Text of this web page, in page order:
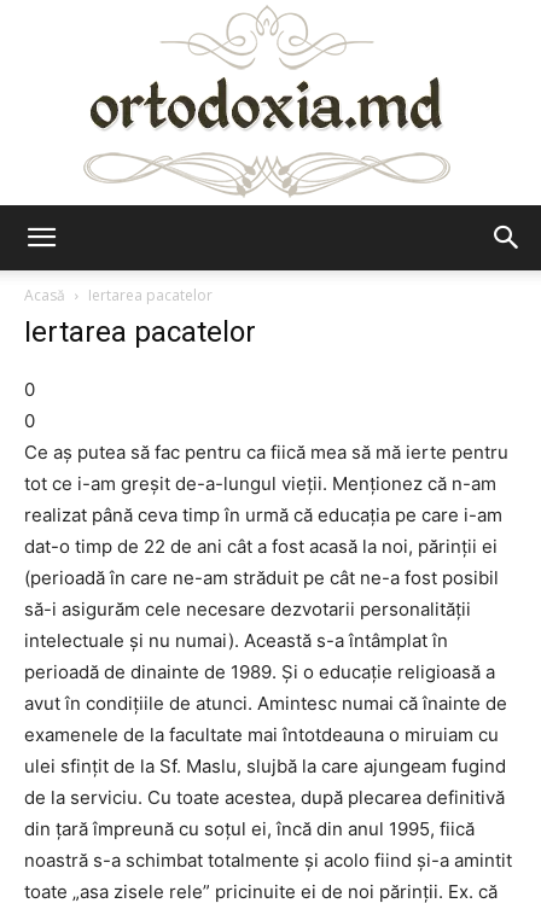
Acasă
Iertarea pacatelor
Iertarea pacatelor
0
0
Ce aș putea să fac pentru ca fiică mea să mă ierte pentru
tot ce i-am greșit de-a-lungul vieții. Menționez că n-am
realizat până ceva timp în urmă că educația pe care i-am
dat-o timp de 22 de ani cât a fost acasă la noi, părinții ei
(perioadă în care ne-am străduit pe cât ne-a fost posibil
să-i asigurăm cele necesare dezvotarii personalității
intelectuale și nu numai). Această s-a întâmplat în
perioadă de dinainte de 1989. Și o educație religioasă a
avut în condițiile de atunci. Amintesc numai că înainte de
examenele de la facultate mai întotdeauna o miruiam cu
ulei sfințit de la Sf. Maslu, slujbă la care ajungeam fugind
de la serviciu. Cu toate acestea, după plecarea definitivă
din țară împreună cu soțul ei, încă din anul 1995, fiică
noastră s-a schimbat totalmente și acolo fiind și-a amintit
toate „asa zisele rele” pricinuite ei de noi părinții. Ex. că